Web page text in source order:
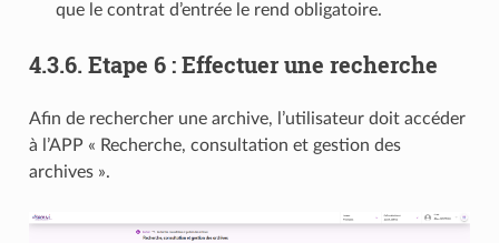
que le contrat d’entrée le rend obligatoire.
4.3.6. Etape 6 : Effectuer une recherche
Afin de rechercher une archive, l’utilisateur doit accéder
à l’APP « Recherche, consultation et gestion des
archives ».